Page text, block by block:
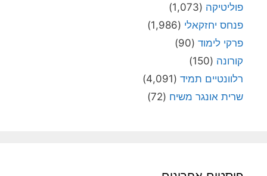
פוליטיקה (1,073)
פנחס יחזקאלי (1,986)
פרקי לימוד (90)
קורונה (150)
רלוונטיים תמיד (4,091)
שרית אונגר משיח (72)